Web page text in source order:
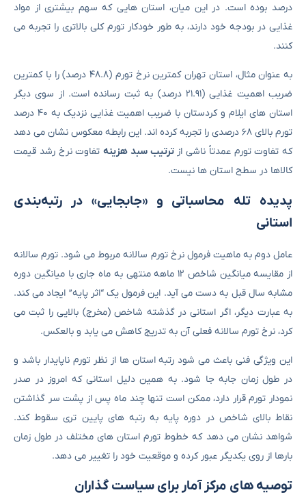
درصد بوده است. در این میان، استان هایی که سهم بیشتری از مواد
غذایی در بودجه خود دارند، به طور خودکار تورم کلی بالاتری را تجربه می
کنند.
به عنوان مثال، استان تهران کمترین نرخ تورم (۴۸.۸ درصد) را با کمترین
ضریب اهمیت غذایی (۲۱.۹۱ درصد) به ثبت رسانده است. از سوی دیگر
استان های ایلام و کردستان با ضریب اهمیت غذایی نزدیک به ۴۰ درصد
تورم بالای ۶۸ درصدی را تجربه کرده اند. این رابطه معکوس نشان می دهد
که تفاوت تورم عمدتاً ناشی ازترتیب سبد هزینه تفاوت نرخ رشد قیمت
کالاها در سطح استان ها نیست.
پدیده تله محاسباتی و «جابجایی» در رتبه‌بندی
استانی
عامل دوم به ماهیت فرمول نرخ تورم سالانه مربوط می شود. تورم سالانه
از مقایسه میانگین شاخص ۱۲ ماهه منتهی به ماه جاری با میانگین دوره
مشابه سال قبل به دست می آید. این فرمول یک “اثر پایه” ایجاد می کند.
به عبارت دیگر، اگر استانی در گذشته شاخص (مخرج) بالایی را ثبت می
کرد، نرخ تورم سالانه فعلی آن به تدریج کاهش می یابد و بالعکس.
این ویژگی فنی باعث می شود رتبه استان ها از نظر تورم ناپایدار باشد و
در طول زمان جابه جا شود. به همین دلیل استانی که امروز در صدر
نمودار تورم قرار دارد، ممکن است تنها چند ماه پس از پشت سر گذاشتن
نقاط بالای شاخص در دوره پایه به رتبه های پایین تری سقوط کند.
شواهد نشان می دهد که خطوط تورم استان های مختلف در طول زمان
بارها از روی یکدیگر عبور کرده و موقعیت خود را تغییر می دهد.
توصیه های مرکز آمار برای سیاست گذاران